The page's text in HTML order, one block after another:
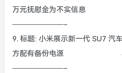
万元抚慰金为不实信息
———————-
9. 标题: 小米展示新一代 SU7 汽
方配有备份电源
———————-